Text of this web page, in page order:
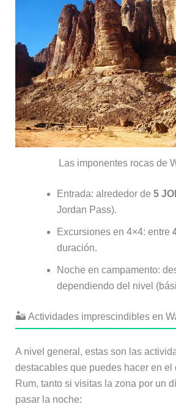
Las imponentes rocas de
Entrada: alrededor de 5
Jordan Pass).
Excursiones en 4×4: entre
duración.
Noche en campamento:
dependiendo del nivel
🏜️ Actividades imprescindibles en
A nivel general, estas son las
destacables que puedes hacer en el
Rum, tanto si visitas la zona por un
pasar la noche: